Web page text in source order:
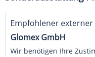
Empfohlener externer
Glomex GmbH
Wir benötigen Ihre